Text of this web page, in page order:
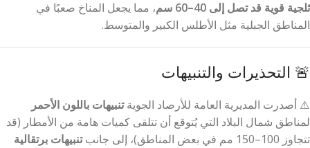
ثلجية قوية قد تصل إلى 40–60 سم
، مما يجعل المناخ صعبًا في
المناطق الجبلية مثل الأطلس الكبير والمتوسط.
🚨 التحذيرات والتنبيهات
⚠️ أصدرت المديرية العامة للأرصاد الجويةتنبيهات باللون الأحمر
لمناطق شمال البلاد التي يُتوقع أن تتلقى كميات هامة من الأمطار (قد
تتجاوز 100–150 مم في بعض المناطق)، إلى جانب
تنبيهات برتقالية